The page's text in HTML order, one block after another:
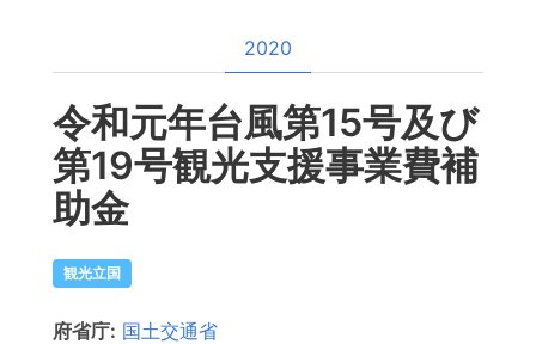
2020
令和元年台風第15号及び
第19号観光支援事業費補
助金
観光立国
府省庁: 国土交通省